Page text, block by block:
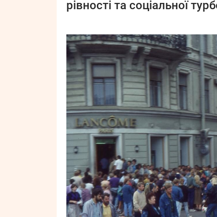
рівності та соціальної